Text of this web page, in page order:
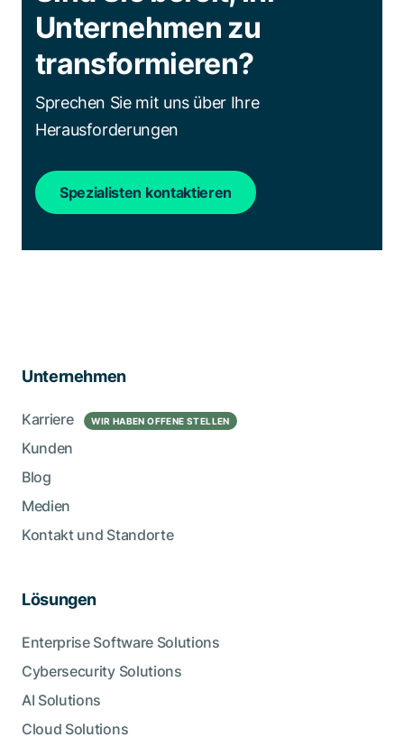
Unternehmen zu
transformieren?
Sprechen Sie mit uns über Ihre
Herausforderungen
Spezialisten kontaktieren
Unternehmen
Karriere WIR HABEN OFFENE STELLEN
Kunden
Blog
Medien
Kontakt und Standorte
Lösungen
Enterprise Software Solutions
Cybersecurity Solutions
AI Solutions
Cloud Solutions